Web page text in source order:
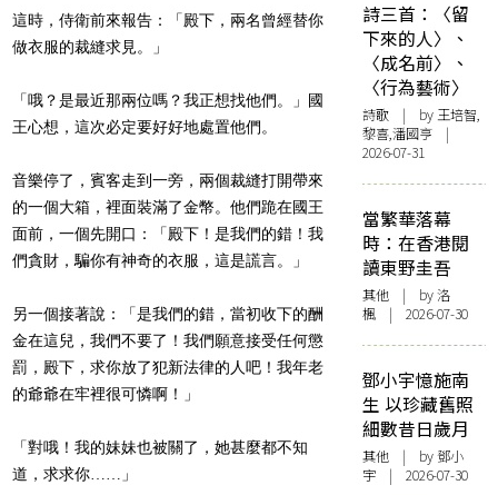
這時，侍衛前來報告：「殿下，兩名曾經替你
做衣服的裁縫求見。」
「哦？是最近那兩位嗎？我正想找他們。」國
王心想，這次必定要好好地處置他們。
音樂停了，賓客走到一旁，兩個裁縫打開帶來
的一個大箱，裡面裝滿了金幣。他們跪在國王
面前，一個先開口：「殿下！是我們的錯！我
們貪財，騙你有神奇的衣服，這是謊言。」
另一個接著說：「是我們的錯，當初收下的酬
金在這兒，我們不要了！我們願意接受任何懲
罰，殿下，求你放了犯新法律的人吧！我年老
的爺爺在牢裡很可憐啊！」
「對哦！我的妹妹也被關了，她甚麼都不知
道，求求你……」
詩三首：〈留
下來的人〉、
〈成名前〉、
〈行為藝術〉
詩歌 | by 王培智,
黎喜,潘國亨 |
2026-07-31
當繁華落幕
時：在香港閱
讀東野圭吾
其他 | by洛
楓 | 2026-07-30
鄧小宇憶施南
生 以珍藏舊照
細數昔日歲月
其他 | by 鄧小
宇 | 2026-07-30